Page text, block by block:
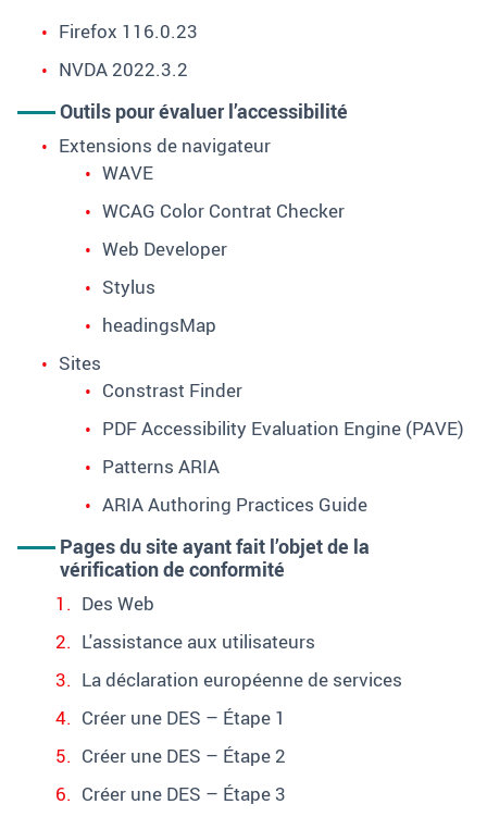
Firefox 116.0.23
NVDA 2022.3.2
Outils pour évaluer l’accessibilité
Extensions de navigateur
WAVE
WCAG Color Contrat Checker
Web Developer
Stylus
headingsMap
Sites
Constrast Finder
PDF Accessibility Evaluation Engine (PAVE)
Patterns ARIA
ARIAAuthoring Practices Guide
Pages du site ayant fait l’objet de la
vérification de conformité
Des Web
L'assistance aux utilisateurs
La déclaration européenne de services
Créer une DES – Étape 1
Créer une DES – Étape 2
Créer une DES – Étape 3